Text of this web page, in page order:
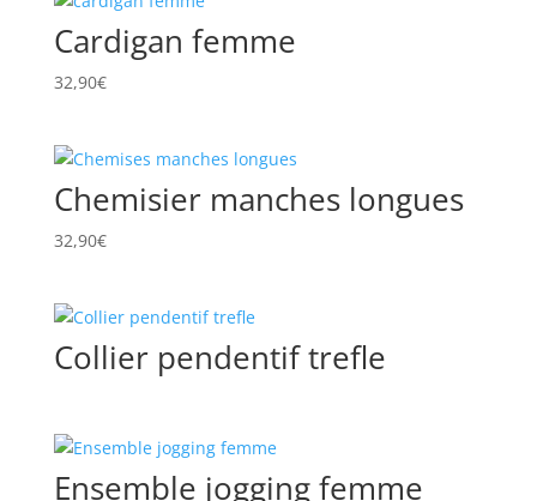
Cardigan femme
32,90€
Chemisier manches longues
32,90€
Collier pendentif trefle
Ensemble jogging femme